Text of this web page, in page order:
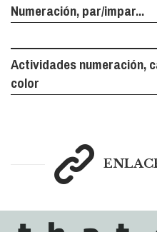
Numeración, par/impar...
Actividades numeración,
color